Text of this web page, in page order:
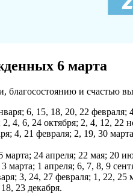
6 марта
и счастью
6, 15, 18, 20, 22
4, 6, 24 октября; 2, 4, 12, 22
4, 21 февраля; 2, 19, 30
марта; 24 апреля; 22 мая; 20
марта; 1 апреля; 6, 7, 8, 9
3, 24, 27 февраля; 1, 22,
23 декабря.